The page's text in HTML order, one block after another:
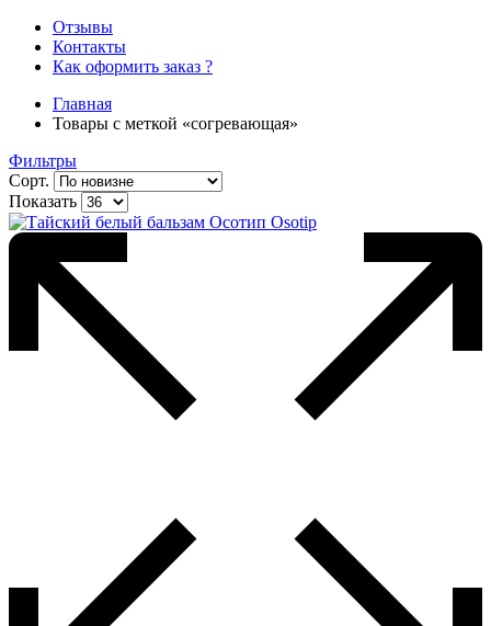
Отзывы
Контакты
Как оформить заказ ?
Главная
Товары с меткой «согревающая»
Фильтры
Сорт.
Показать